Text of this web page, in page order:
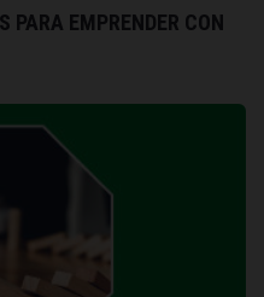
PARA EMPRENDER CON